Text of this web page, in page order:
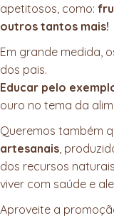
apetitosos, como:
outros tantos mais!
Em grande medida,
dos pais.
Educar pelo
ouro no tema da
Queremos também
artesanais,
dos recursos
viver com saúde e
Aproveite a